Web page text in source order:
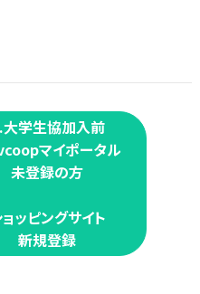
大学生協加入前
マイポータル
未登録の方
ッピングサイト
新規登録